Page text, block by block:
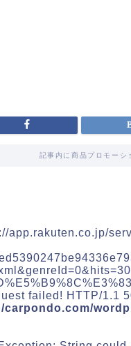
記事内に商品プロモーシ
app.rakuten.co.jp/
failed! HTTP/1.1
carpondo.com/